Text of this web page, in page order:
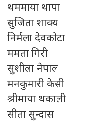
थममाया थापा
सुजिता शाक्य
निर्मला देवकोटा
ममता गिरी
सुशीला नेपाल
मनकुमारी केसी
श्रीमाया थकाली
सीता सुन्दास